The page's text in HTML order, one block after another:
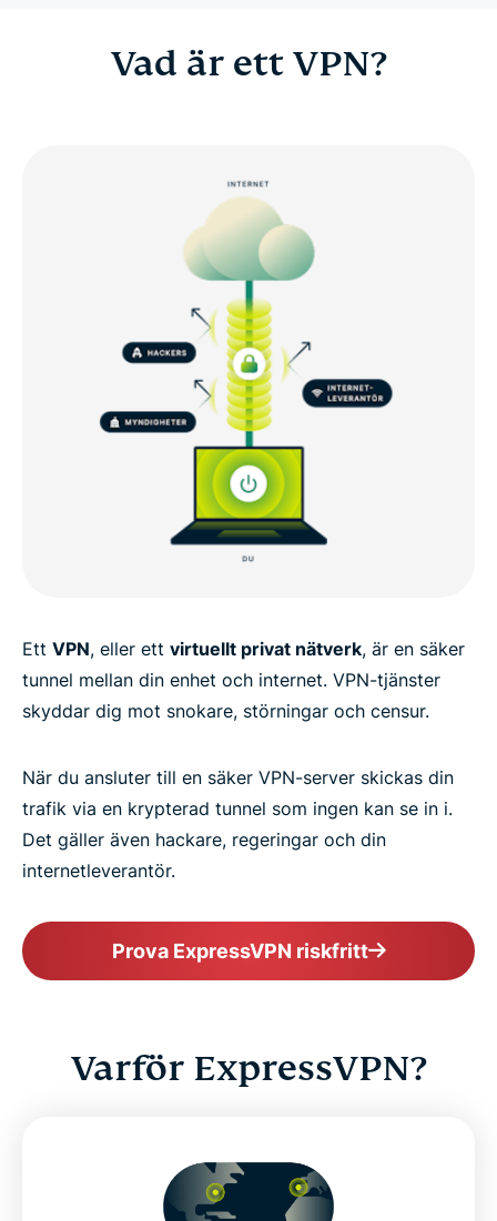
Vad är ett VPN?
Ett VPN, eller ett virtuellt privat nätverk, är en säker
tunnel mellan din enhet och internet. VPN-tjänster
skyddar dig mot snokare, störningar och censur.
När du ansluter till en säker VPN-server skickas din
trafik via en krypterad tunnel som ingen kan se in i.
Det gäller även hackare, regeringar och din
internetleverantör.
Prova ExpressVPN riskfritt
Varför ExpressVPN?